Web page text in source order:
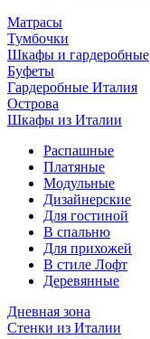
Матрасы
Тумбочки
Шкафы и гардеробные
Буфеты
Гардеробные Италия
Острова
Шкафы из Италии
Распашные
Платяные
Модульные
Дизайнерские
Для гостиной
В спальню
Для прихожей
В стиле Лофт
Деревянные
Дневная зона
Стенки из Италии